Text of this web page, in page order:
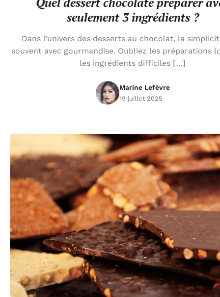
seulement 3 ingrédients ?
Dans l’univers des desserts au chocolat, la
souvent avec gourmandise. Oubliez les préparations
les ingrédients difficiles […]
Marine Lefèvre
19 juillet 2025